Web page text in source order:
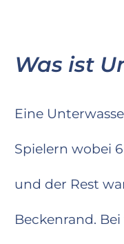
Was ist
Eine
Spielern wobei
und der Rest
Beckenrand.